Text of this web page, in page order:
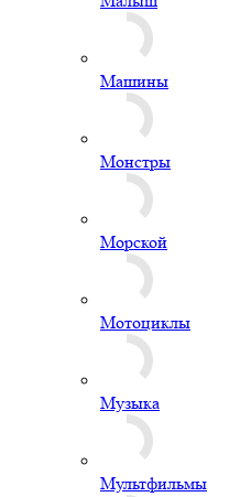
Монстры
Морской
Мотоциклы
Мультфильмы
Пираты
Плюшевый мишка
Привидение
Принцессы